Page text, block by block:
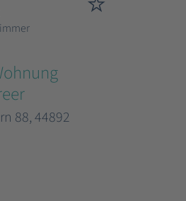
88, 44892